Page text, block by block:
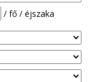
/ fő / éjszaka